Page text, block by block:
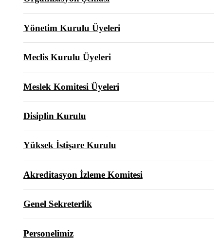
Yönetim Kurulu Üyeleri
Meclis Kurulu Üyeleri
Meslek Komitesi Üyeleri
Disiplin Kurulu
Yüksek İstişare Kurulu
Akreditasyon İzleme Komitesi
Genel Sekreterlik
Personelimiz